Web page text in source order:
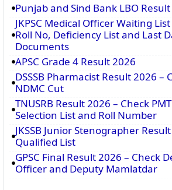
Punjab and Sind Bank LBO
JKPSC Medical Officer Waiting
Roll No, Deficiency List and Last
Documents
APSC Grade 4 Result 2026
DSSSB Pharmacist Result 2026 –
NDMC Cut
TNUSRB Result 2026 – Check
Selection List and Roll Number
JKSSB Junior Stenographer
Qualified List
GPSC Final Result 2026 – Check
Officer and Deputy Mamlatdar